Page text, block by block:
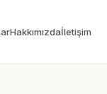
Hakkımızdaİletişim